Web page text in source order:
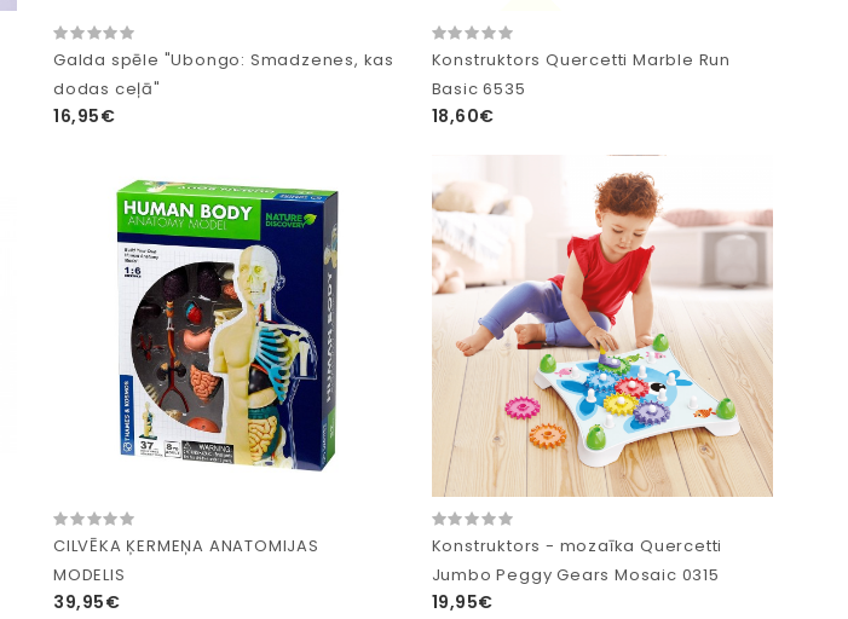
Galda spēle "Ubongo: Smadzenes, kas
dodas ceļā"
16,95€
Konstruktors Quercetti Marble Run
Basic 6535
18,60€
CILVĒKA ĶERMEŅA ANATOMIJAS
MODELIS
39,95€
Konstruktors - mozaīka Quercetti
Jumbo Peggy Gears Mosaic 0315
19,95€